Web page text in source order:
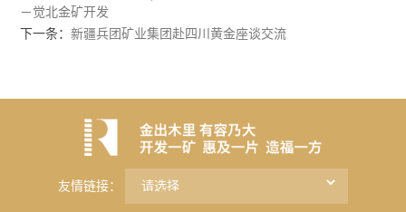
－觉北金矿开发
下一条：新疆兵团矿业集团赴四川黄金座谈交流
友情链接：